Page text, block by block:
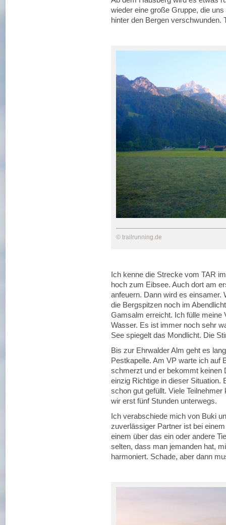
wieder eine große Gruppe, die
hinter den Bergen
© trailrunning.de
Ich kenne die Strecke vom TAR
hoch zum Eibsee. Auch dort am
anfeuern. Dann wird es einsamer.
die Bergspitzen noch im
Gamsalm erreicht. Ich fülle meine
Wasser. Es ist immer noch sehr
See spiegelt das Mondlicht. Die
Bis zur Ehrwalder Alm geht es
Pestkapelle. Am VP warte ich auf
schmerzt und er bekommt keinen
einzig Richtige in dieser Situation.
schon gut gefüllt. Viele
wir erst fünf Stunden unterwegs.
Ich verabschiede mich von Buki
zuverlässiger Partner ist bei
einem über das ein oder andere
selten, dass man jemanden hat,
harmoniert. Schade, aber dann